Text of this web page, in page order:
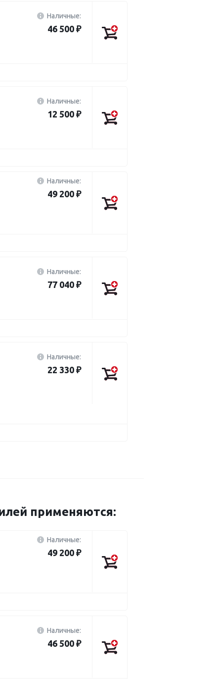
Наличные:
46 500 ₽
Наличные:
12 500 ₽
Наличные:
49 200 ₽
Наличные:
77 040 ₽
Наличные:
22 330 ₽
применяются:
Наличные:
49 200 ₽
Наличные:
46 500 ₽